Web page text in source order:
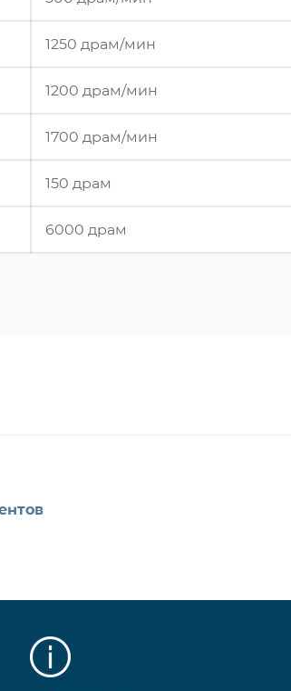
1250 драм/мин
1200 драм/мин
1700 драм/мин
150 драм
6000 драм